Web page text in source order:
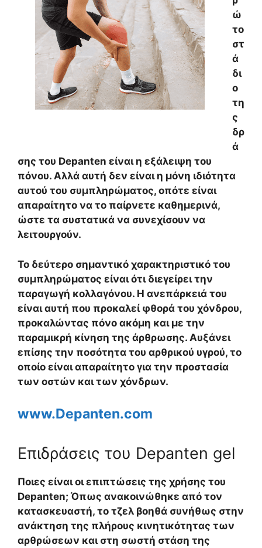
ώ
το
στ
ά
δι
ο
τη
ς
δρ
ά
σης του Depanten είναι η εξάλειψη του
πόνου. Αλλά αυτή δεν είναι η μόνη ιδιότητα
αυτού του συμπληρώματος, οπότε είναι
απαραίτητο να το παίρνετε καθημερινά,
ώστε τα συστατικά να συνεχίσουν να
λειτουργούν.
Το δεύτερο σημαντικό χαρακτηριστικό του
συμπληρώματος είναι ότι διεγείρει την
παραγωγή κολλαγόνου. Η ανεπάρκειά του
είναι αυτή που προκαλεί φθορά του χόνδρου,
προκαλώντας πόνο ακόμη και με την
παραμικρή κίνηση της άρθρωσης. Αυξάνει
επίσης την ποσότητα του αρθρικού υγρού, το
οποίο είναι απαραίτητο για την προστασία
των οστών και των χόνδρων.
www.Depanten.com
Επιδράσεις του Depanten gel
Ποιες είναι οι επιπτώσεις της χρήσης του
Depanten; Όπως ανακοινώθηκε από τον
κατασκευαστή, το τζελ βοηθά συνήθως στην
ανάκτηση της πλήρους κινητικότητας των
αρθρώσεων και στη σωστή στάση της